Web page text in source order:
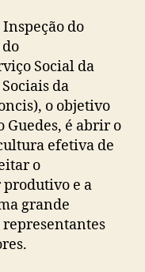
do
Social da
da
o objetivo
Guedes, é abrir o
efetiva de
o
e a
grande